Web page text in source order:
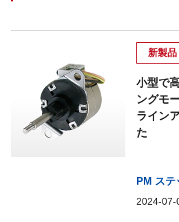
新製品
小型で
ングモ
ライン
た
PM ステ
2024-07-